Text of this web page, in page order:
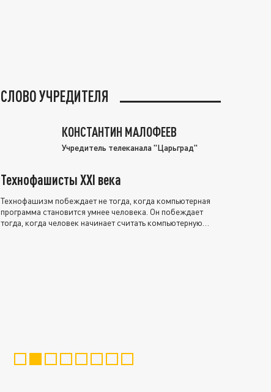
СЛОВО УЧРЕДИТЕЛЯ
КОНСТАНТИН МАЛОФЕЕВ
Учредитель телеканала "Царьград"
Технофашисты XXI века
Технофашизм побеждает не тогда, когда компьютерная
программа становится умнее человека. Он побеждает
тогда, когда человек начинает считать компьютерную